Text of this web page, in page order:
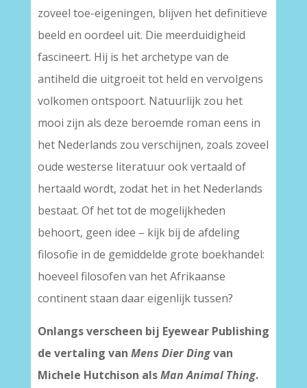
zoveel toe-eigeningen, blijven het definitieve
beeld en oordeel uit. Die meerduidigheid
fascineert. Hij is het archetype van de
antiheld die uitgroeit tot held en vervolgens
volkomen ontspoort. Natuurlijk zou het
mooi zijn als deze beroemde roman eens in
het Nederlands zou verschijnen, zoals zoveel
oude westerse literatuur ook vertaald of
hertaald wordt, zodat het in het Nederlands
bestaat. Of het tot de mogelijkheden
behoort, geen idee – kijk bij de afdeling
filosofie in de gemiddelde grote boekhandel:
hoeveel filosofen van het Afrikaanse
continent staan daar eigenlijk tussen?
Onlangs verscheen bij Eyewear Publishing
de vertaling van Mens Dier Dingvan
Michele Hutchison alsMan Animal Thing.